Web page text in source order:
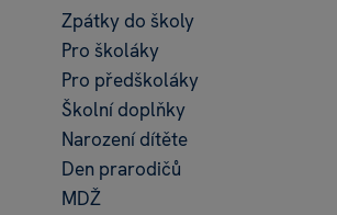
Zpátky do školy
Pro školáky
Pro předškoláky
Školní doplňky
Narození dítěte
Den prarodičů
MDŽ